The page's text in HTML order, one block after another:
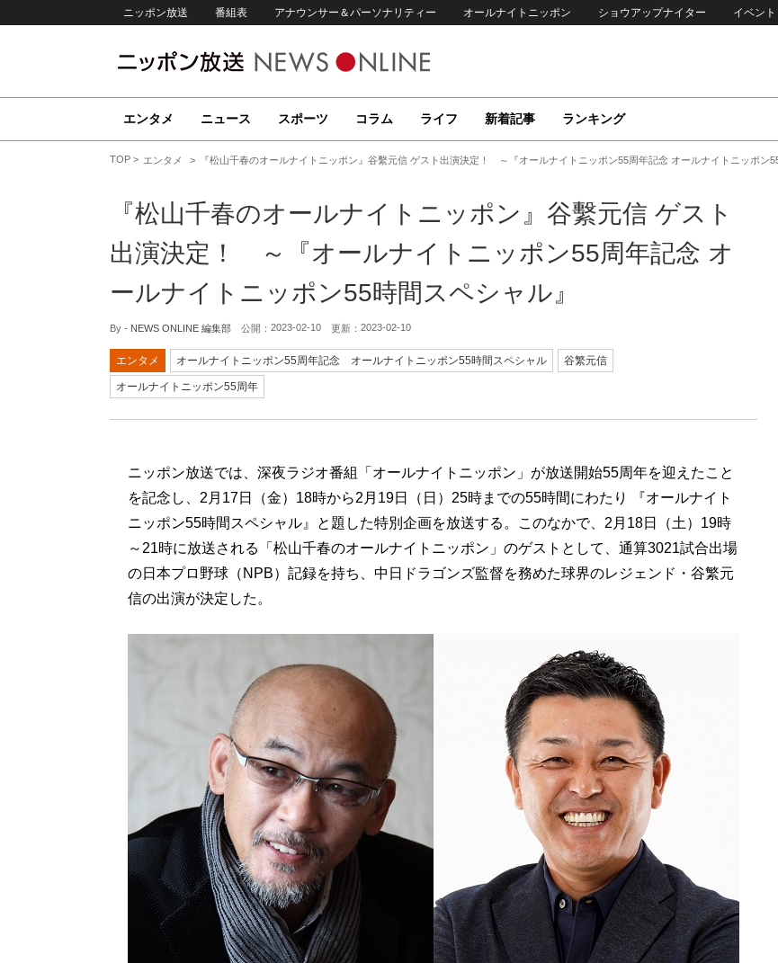
ニッポン放送 番組表 アナウンサー＆パーソナリティー オールナイトニッポン ショウアップナイター イベント
エンタメ ニュース スポーツ コラム ライフ 新着記事 ランキング
TOP エンタメ 『松山千春のオールナイトニッポン』谷繫元信 ゲスト出演決定！ ～『オールナイトニッポン55周年記念 オールナイトニッポン
『松山千春のオールナイトニッポン』谷繫元信 ゲスト
出演決定！ ～『オールナイトニッポン55周年記念 オ
ールナイトニッポン55時間スペシャル』
By - NEWS ONLINE 編集部 公開： 2023-02-10 更新： 2023-02-10
エンタメ オールナイトニッポン55周年記念 オールナイトニッポン55時間スペシャル 谷繁元信
オールナイトニッポン55周年
ニッポン放送では、深夜ラジオ番組「オールナイトニッポン」が放送開始55周年を迎えたこと
を記念し、2月17日（金）18時から2月19日（日）25時までの55時間にわたり 『オールナイト
ニッポン55時間スペシャル』と題した特別企画を放送する。このなかで、2月18日（土）19時
～21時に放送される「松山千春のオールナイトニッポン」のゲストとして、通算3021試合出場
の日本プロ野球（NPB）記録を持ち、中日ドラゴンズ監督を務めた球界のレジェンド・谷繁元
信の出演が決定した。